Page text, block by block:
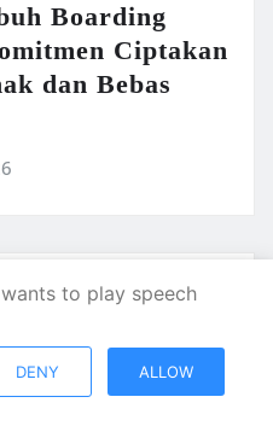
Boarding
Ciptakan
dan Bebas
SMAN 5
School T.a
wants to play speech
DENY ALLOW